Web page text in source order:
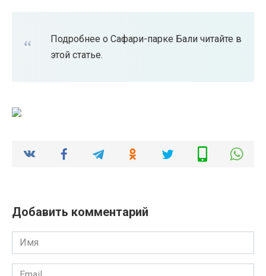
Подробнее о Сафари-парке Бали читайте в
этой статье.
Добавить комментарий
Имя
*
Email